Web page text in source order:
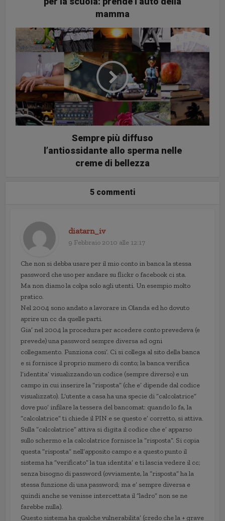
mamma
Sempre più diffuso
l’antiossidante allo sperma nelle
creme di bellezza
5 commenti
diatarn_iv
9 Febbraio 2010 alle 12:17
Che non si debba usare per il mio conto in banca la stessa
password che uso per andare su flickr o facebook ci sta.
Ma non diamo la colpa solo agli utenti. Un esempio molto
pratico.
Nel 2004 sono andato a lavorare in Olanda ed ho dovuto
aprire un cc da quelle parti.
Gia’ nel 2004 la procedura per accedere conto prevedeva (e
prevede) una password sempre diversa ad ogni
collegamento. Funziona cosi’. Ci si collega al sito della banca
e si fornisce il proprio numero di conto; la banca verifica
l’identita’ visualizzando un codice (sempre diverso) e un
campo in cui inserire la “risposta” (che e’ dipende dal codice
visualizzato). L’utente a casa ha una specie di “calcolatrice”
dove puo’ infilare la tessera del bancomat: quando lo fa, la
“calcolatrice” ti chiede il PIN e se questo e’ corretto, si attiva.
Sulla “calcolatrice” attiva si digita il codice che e’ apparso
sullo schermo e la calcolatrice fornisce la “risposta”. Si copia
questa “risposta” nell’apposito campo e a questo punto il
sistema ha “verificato” la tua identita’ e ti lascia vedere il cc;
senza bisogno di password (ovviamente, la “risposta” ha la
stessa funzione di una password; ma e’ sempre diversa e
quindi anche se venisse intercettata il “ladro” non se ne
farebbe nulla).
Questo sistema ha qualche vulnerabilita’ (credo che la + grave